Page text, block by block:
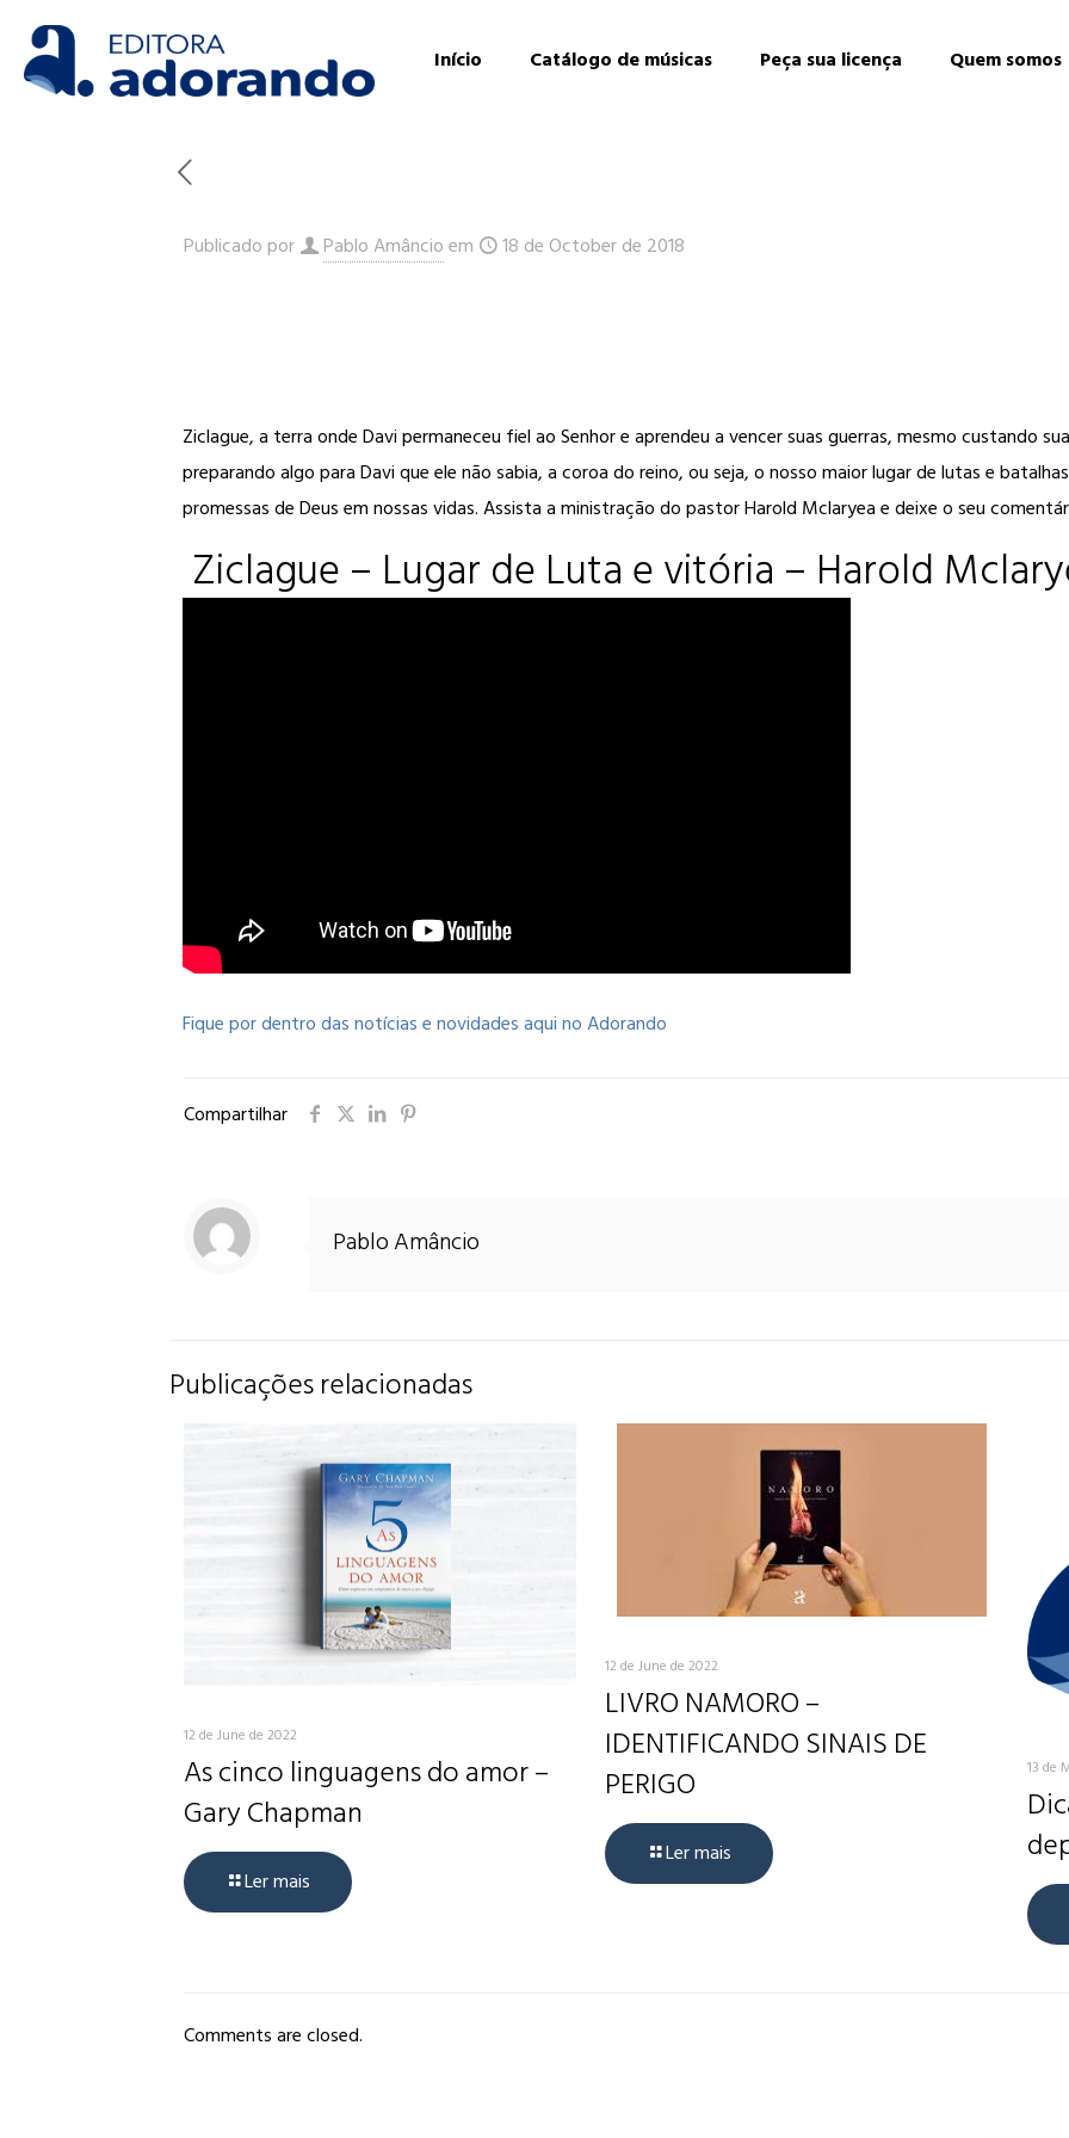
Início Catálogo de músicas Peça sua licença Quem somos
Publicado por Pablo Amâncioem 18 de October de 2018
Ziclague, a terra onde Davi permaneceu fiel ao Senhor e aprendeu a vencer suas guerras, mesmo custando
preparando algo para Davi que ele não sabia, a coroa do reino, ou seja, o nosso maior lugar de lutas e
promessas de Deus em nossas vidas. Assista a ministração do pastor Harold Mclaryea e deixe o seu
Ziclague – Lugar de Luta e vitória – Harold
Fique por dentro das notícias e novidades aqui no Adorando
Compartilhar
Pablo Amâncio
Publicações relacionadas
12 de June de 2022
As cinco linguagens do amor –
Gary Chapman
Ler mais
12 de June de 2022
LIVRO NAMORO –
IDENTIFICANDO SINAIS DE
PERIGO
Ler mais
13 de
Comments are closed.